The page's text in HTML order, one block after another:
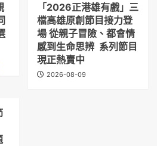
「2026正港雄有戲」三
檔高雄原創節目接力登
場 從親子冒險、都會情
感到生命思辨 系列節目
現正熱賣中
2026-08-09